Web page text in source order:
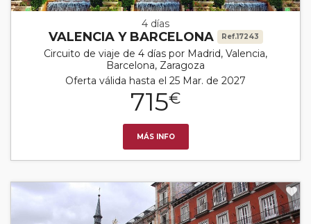
4 días
VALENCIA Y BARCELONA Ref.17243
Circuito de viaje de 4 días por Madrid, Valencia,
Barcelona, Zaragoza
Oferta válida hasta el 25 Mar. de 2027
715€
MÁS INFO